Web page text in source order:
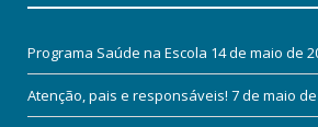
Programa Saúde na Escola 14 de maio de
Atenção, pais e responsáveis! 7 de maio